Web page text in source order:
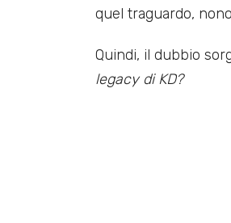
quel traguardo,
Quindi, il dubbio
legacy di KD?